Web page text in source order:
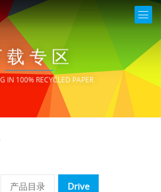
载专区
IN 100% RECYCLED PAPER
产品目录 Drive